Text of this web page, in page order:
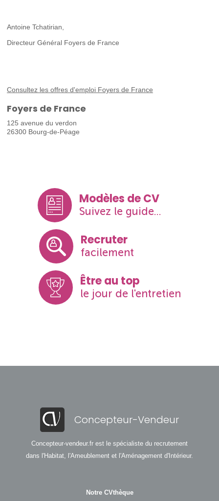
Antoine Tchatirian,
Directeur Général Foyers de France
Consultez les offres d'emploi Foyers de France
Foyers de France
125 avenue du verdon
26300 Bourg-de-Péage
Modèles de CV
Suivez le guide...
Recruter
facilement
Être au top
le jour de l'entretien
Concepteur-Vendeur
Concepteur-vendeur.fr est le spécialiste du recrutement
dans l'Habitat, l'Ameublement et l'Aménagement d'Intérieur.
Notre CVthèque